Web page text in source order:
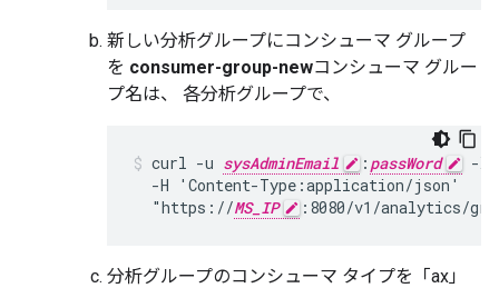
新しい分析グループにコンシューマ グループ
を consumer-group-newコンシューマ グルー
プ名は、 各分析グループで、
curl -u sysAdminEmail : passWord
-X
  -H 'Content-Type:application/json'
  "https://
MS_IP :8080/v1/analytics/
分析グループのコンシューマ タイプを「ax」